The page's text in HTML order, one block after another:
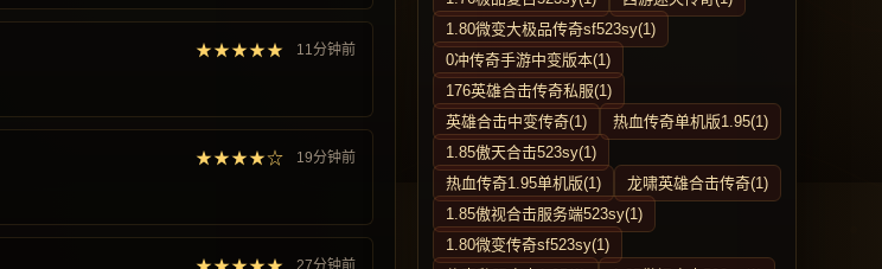
★★★★★ 11分钟前
★★★★☆ 19分钟前
27分钟前
1.80微变大极品传奇sf523sy(1)
0冲传奇手游中变版本(1)
176英雄合击传奇私服(1)
英雄合击中变传奇(1)
热血传奇单机版1.95(1)
1.85傲天合击523sy(1)
热血传奇1.95单机版(1)
龙啸英雄合击传奇(1)
1.85傲视合击服务端523sy(1)
1.80微变传奇sf523sy(1)